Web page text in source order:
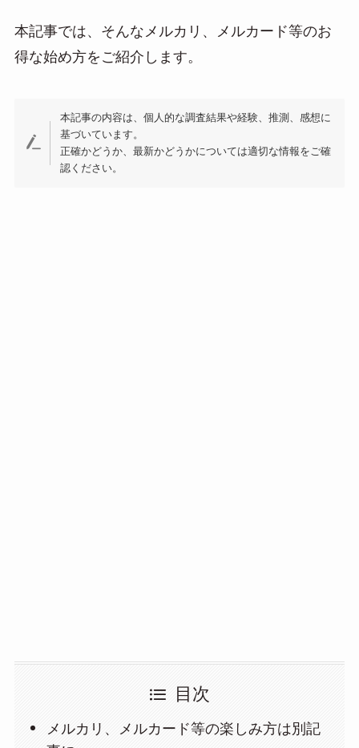
本記事では、そんなメルカリ、メルカード等のお
得な始め方をご紹介します。
本記事の内容は、個人的な調査結果や経験、推測、感想に
基づいています。
正確かどうか、最新かどうかについては適切な情報をご確
認ください。
目次
メルカリ、メルカード等の楽しみ方は別記